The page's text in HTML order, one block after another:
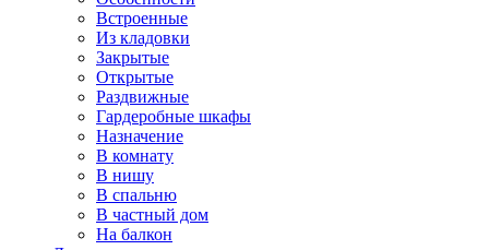
Встроенные
Из кладовки
Закрытые
Открытые
Раздвижные
Гардеробные шкафы
Назначение
В комнату
В нишу
В спальню
В частный дом
На балкон